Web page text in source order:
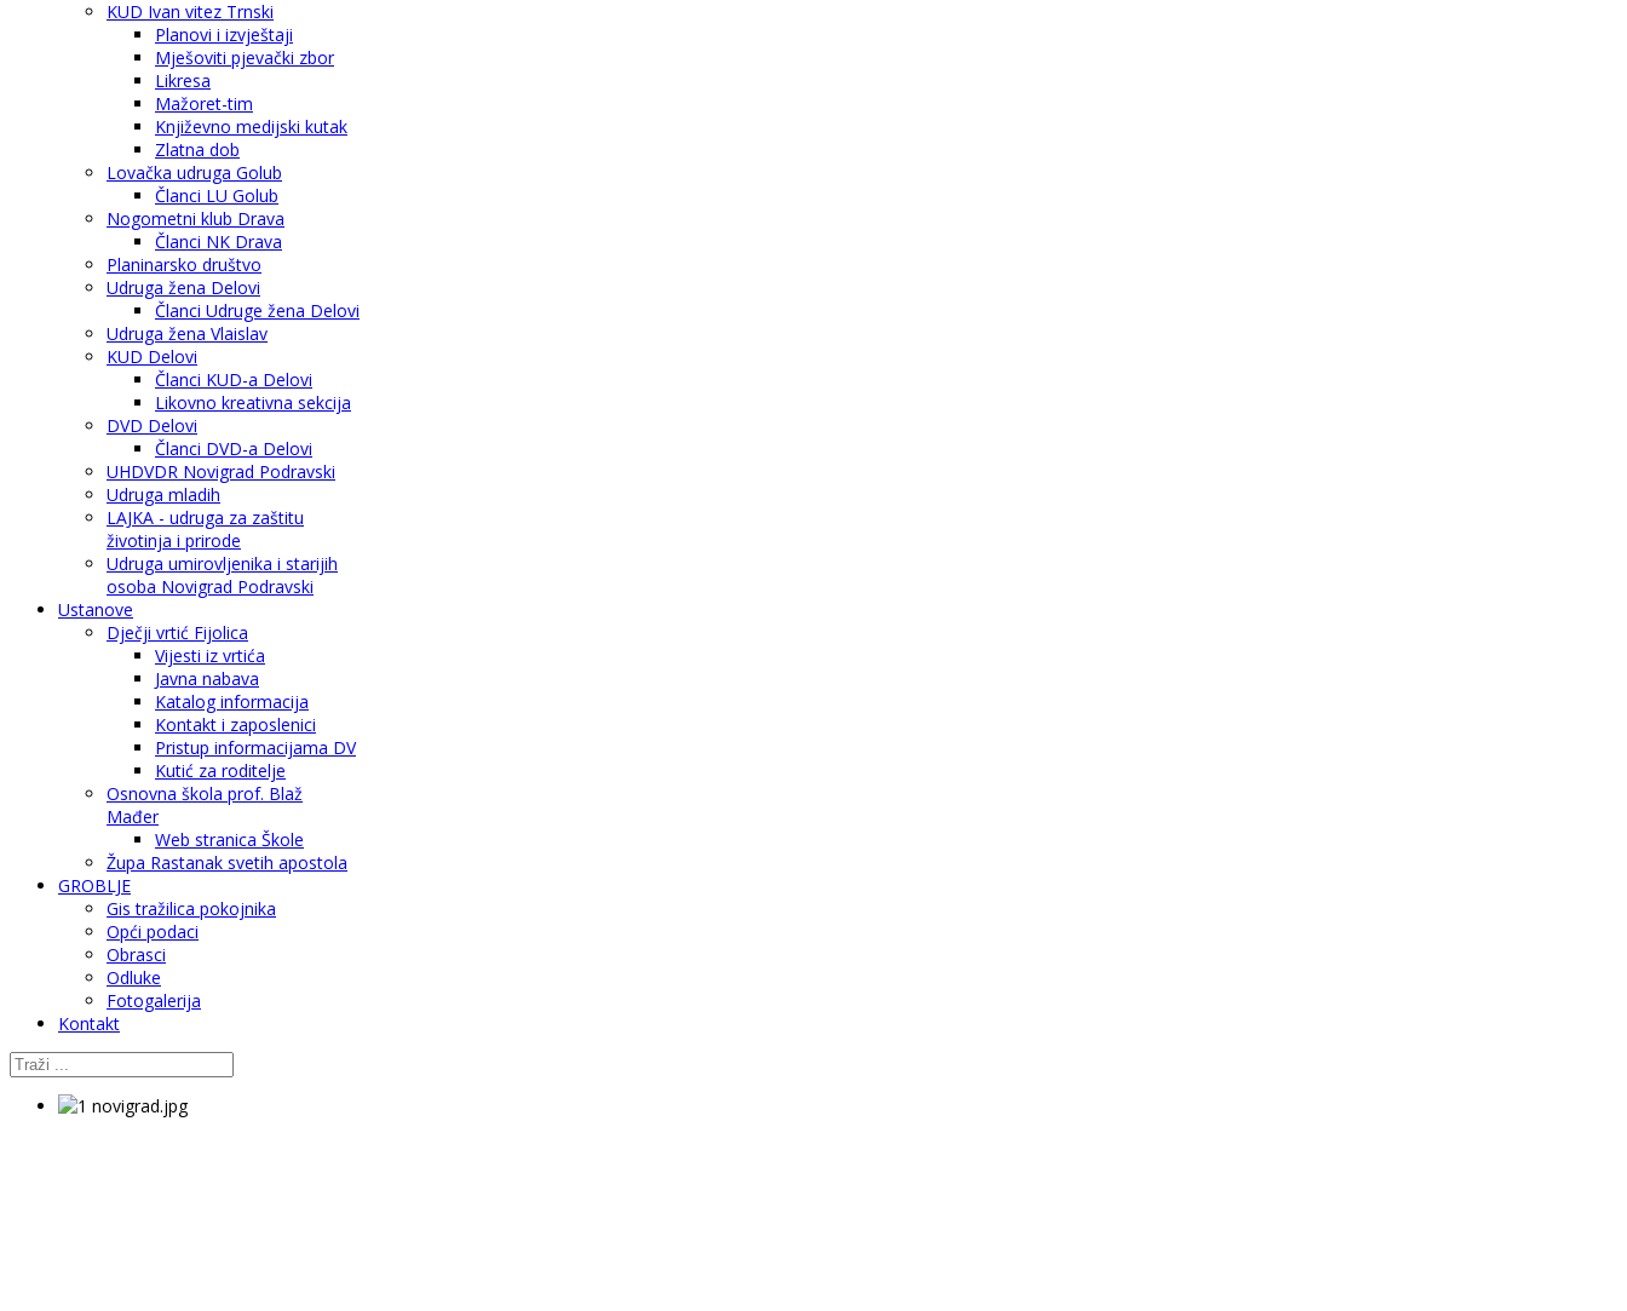
KUD Ivan vitez Trnski
Planovi i izvještaji
Mješoviti pjevački zbor
Likresa
Mažoret-tim
Književno medijski kutak
Zlatna dob
Lovačka udruga Golub
Članci LU Golub
Nogometni klub Drava
Članci NK Drava
Planinarsko društvo
Udruga žena Delovi
Članci Udruge žena Delovi
Udruga žena Vlaislav
KUD Delovi
Članci KUD-a Delovi
Likovno kreativna sekcija
DVD Delovi
Članci DVD-a Delovi
UHDVDR Novigrad Podravski
Udruga mladih
LAJKA - udruga za zaštitu
životinja i prirode
Udruga umirovljenika i starijih
osoba Novigrad Podravski
Ustanove
Dječji vrtić Fijolica
Vijesti iz vrtića
Javna nabava
Katalog informacija
Kontakt i zaposlenici
Pristup informacijama DV
Kutić za roditelje
Osnovna škola prof. Blaž
Mađer
Web stranica Škole
Župa Rastanak svetih apostola
GROBLJE
Gis tražilica pokojnika
Opći podaci
Obrasci
Odluke
Fotogalerija
Kontakt